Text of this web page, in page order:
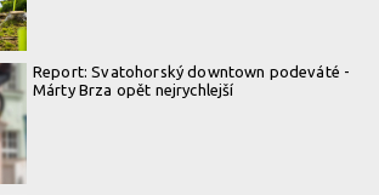
Report: Svatohorský downtown podeváté -
Márty Brza opět nejrychlejší